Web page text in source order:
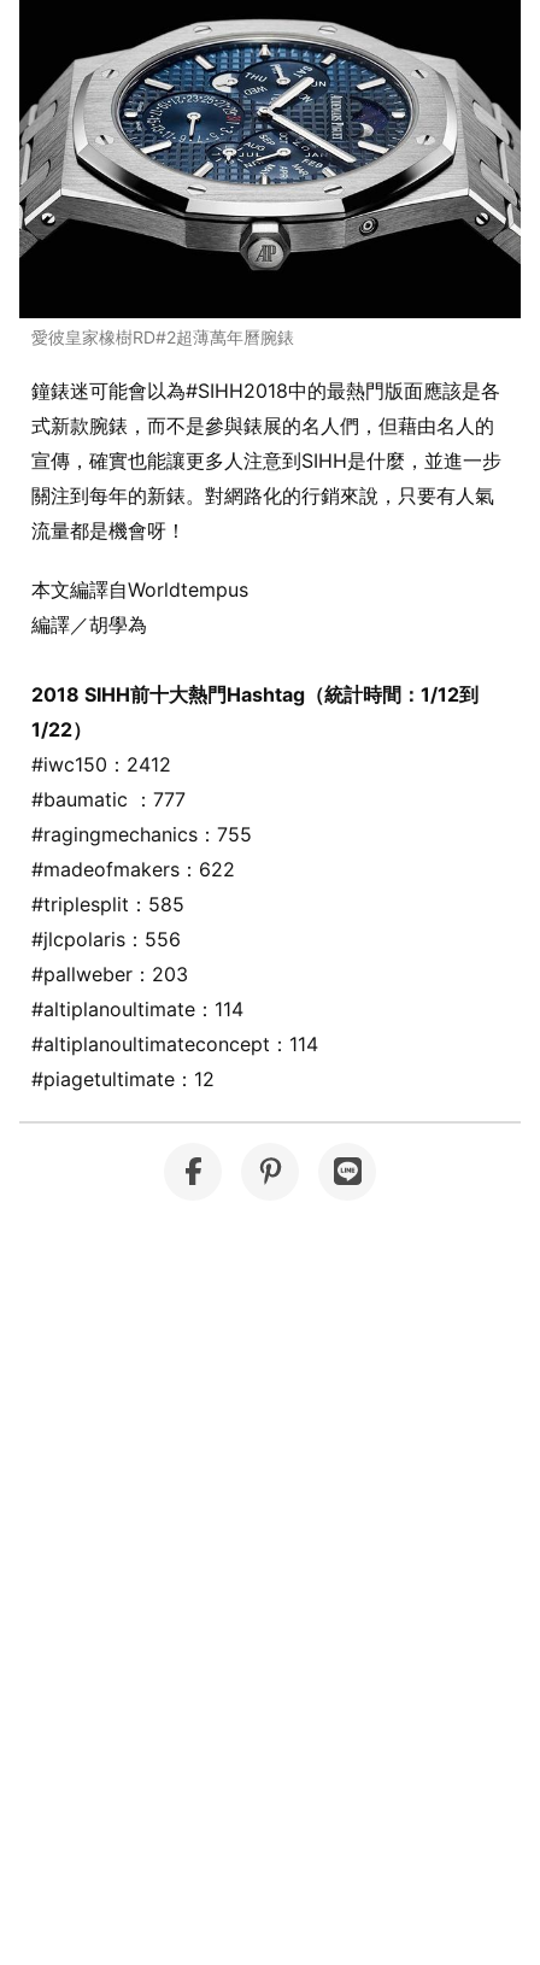
愛彼皇家橡樹RD#2超薄萬年曆腕錶
鐘錶迷可能會以為#SIHH2018中的最熱門版面應該是各
式新款腕錶，而不是參與錶展的名人們，但藉由名人的
宣傳，確實也能讓更多人注意到SIHH是什麼，並進一步
關注到每年的新錶。對網路化的行銷來說，只要有人氣
流量都是機會呀！
本文編譯自Worldtempus
編譯／胡學為
2018 SIHH前十大熱門Hashtag（統計時間：1/12到
1/22）
#iwc150：2412
#baumatic ：777
#ragingmechanics：755
#madeofmakers：622
#triplesplit：585
#jlcpolaris：556
#pallweber：203
#altiplanoultimate：114
#altiplanoultimateconcept：114
#piagetultimate：12